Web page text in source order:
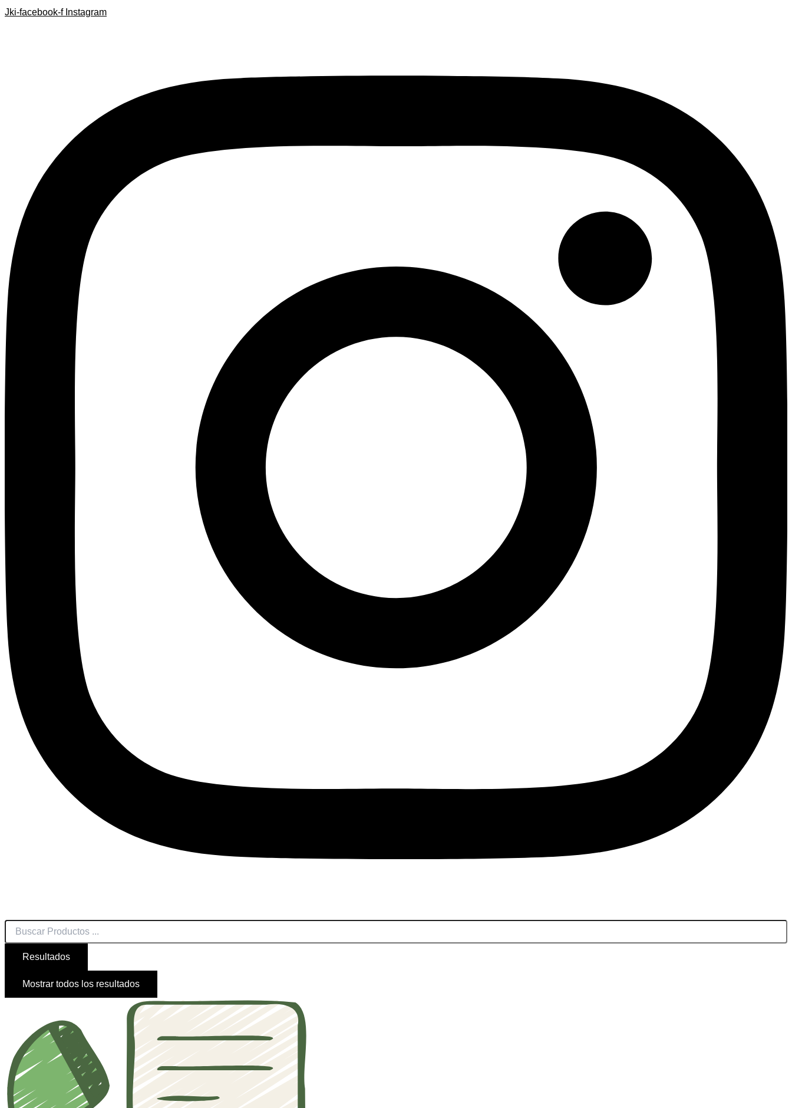
Ir
Jki-facebook-f Instagram
...
Resultados
Mostrar todos los resultados
...